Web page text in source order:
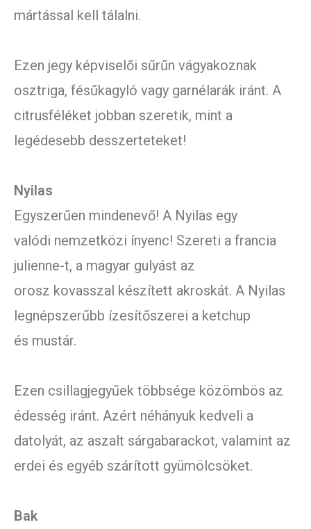
mártással kell tálalni.
Ezen jegy képviselői sűrűn vágyakoznak
osztriga, fésűkagyló vagy garnélarák iránt. A
citrusféléket jobban szeretik, mint a
legédesebb desszerteteket!
Nyilas
Egyszerűen mindenevő! A Nyilas egy
valódi nemzetközi ínyenc! Szereti a francia
julienne-t, a magyar gulyást az
orosz kovasszal készített akroskát. A Nyilas
legnépszerűbb ízesítőszerei a ketchup
és mustár.
Ezen csillagjegyűek többsége közömbös az
édesség iránt. Azért néhányuk kedveli a
datolyát, az aszalt sárgabarackot, valamint az
erdei és egyéb szárított gyümölcsöket.
Bak